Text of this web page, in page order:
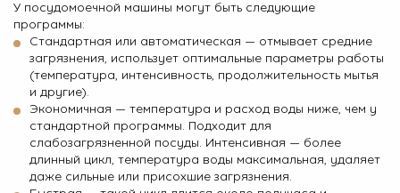
У посудомоечной машины могут быть следующие
программы:
Стандартная или автоматическая — отмывает средние
загрязнения, использует оптимальные параметры работы
(температура, интенсивность, продолжительность мытья
и другие).
Экономичная — температура и расход воды ниже, чем у
стандартной программы. Подходит для
слабозагрязненной посуды. Интенсивная — более
длинный цикл, температура воды максимальная, удаляет
даже сильные или присохшие загрязнения.